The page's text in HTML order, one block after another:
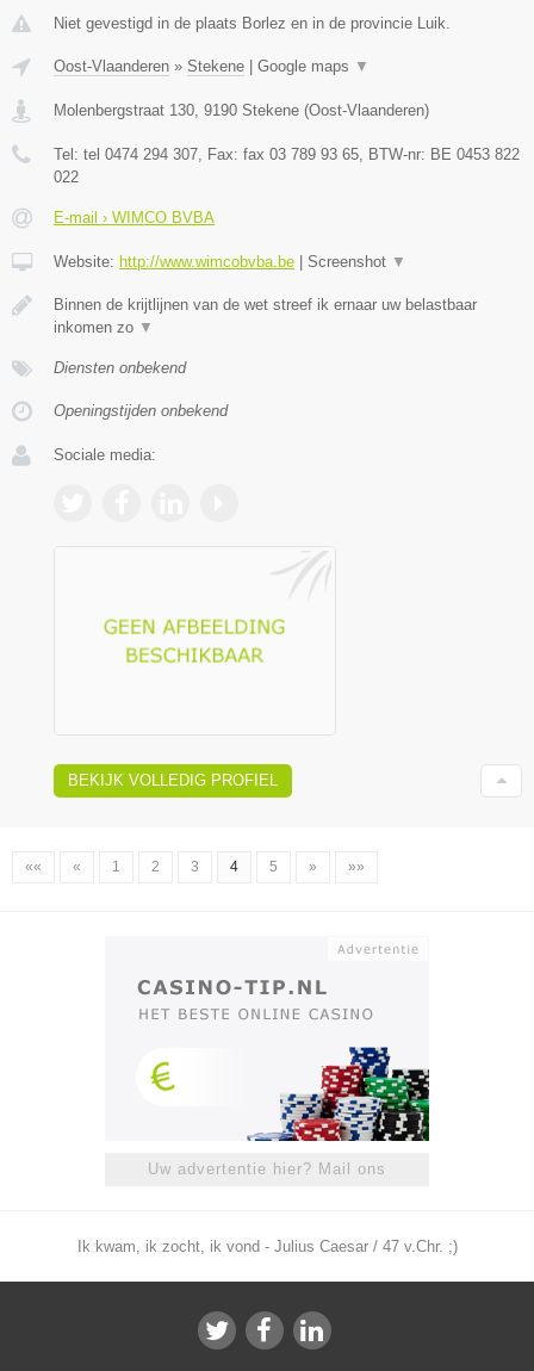
Niet gevestigd in de plaats Borlez en in de provincie Luik.
Oost-Vlaanderen » Stekene Google maps ▼
Molenbergstraat 130 9190 Stekene (Oost-Vlaanderen)
Tel: tel 0474 294 307 , Fax: fax 03 789 93 65 , BTW-nr: BE 0453 822
022
E-mail › WIMCO BVBA
Website: http://www.wimcobvba.be Screenshot ▼
Binnen de krijtlijnen van de wet streef ik ernaar uw belastbaar
inkomen zo ▼
Diensten onbekend
Openingstijden onbekend
Sociale media:
BEKIJK VOLLEDIG PROFIEL
«« « 1 2 3 4 5 » »»
Uw advertentie hier? Mail ons
Ik kwam, ik zocht, ik vond - Julius Caesar / 47 v.Chr. ;)